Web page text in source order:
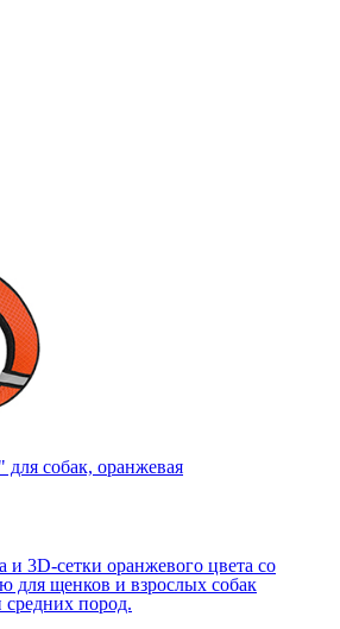
собак, оранжевая
и 3D-сетки оранжевого цвета со
для щенков и взрослых собак
пород.